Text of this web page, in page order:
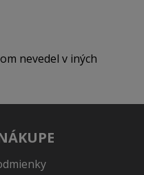
nevedel v iných